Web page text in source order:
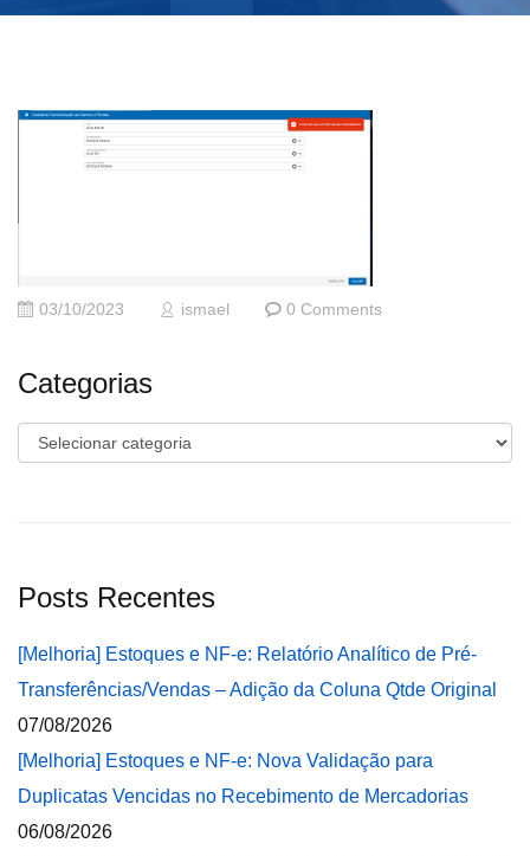
03/10/2023 ismael 0 Comments
Categorias
Categorias
Posts Recentes
[Melhoria] Estoques e NF-e: Relatório Analítico de Pré-
Transferências/Vendas – Adição da Coluna Qtde Original
07/08/2026
[Melhoria] Estoques e NF-e: Nova Validação para
Duplicatas Vencidas no Recebimento de Mercadorias
06/08/2026